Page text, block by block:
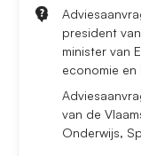
president
minister van
economie en
van de
Onderwijs,